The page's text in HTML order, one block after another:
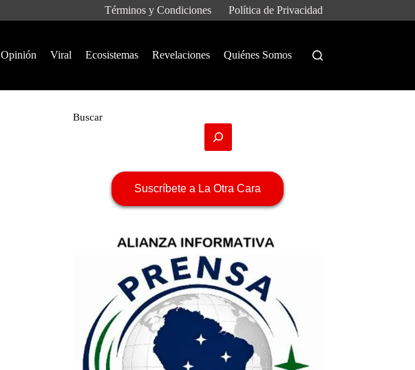
Términos y Condiciones Política de Privacidad
Opinión Viral Ecosistemas Revelaciones Quiénes Somos
Buscar
Suscríbete a La Otra Cara